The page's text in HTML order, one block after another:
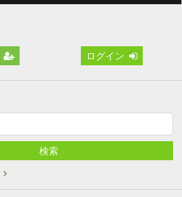
ログイン
検索